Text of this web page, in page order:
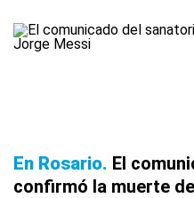
En Rosario El
confirmó la muerte